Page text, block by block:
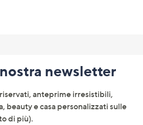
newsletter
anteprime irresistibili,
beauty e casa personalizzati sulle
di più).